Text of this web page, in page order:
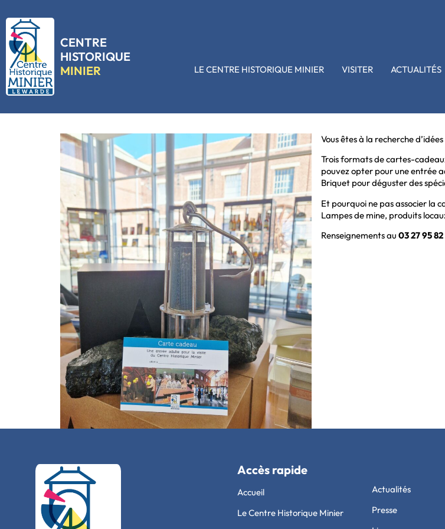
CENTRE
HISTORIQUE
MINIER
LE CENTRE HISTORIQUE MINIER VISITER ACTUALITÉS
Vous êtes à la recherche
Trois formats de cartes-
pouvez opter pour une entrée
Briquet pour déguster des
Et pourquoi ne pas associer la
Lampes de mine, produits
Renseignements au 03 27 95 82
Accès rapide
Accueil
Le Centre Historique Minier
Actualités
Presse